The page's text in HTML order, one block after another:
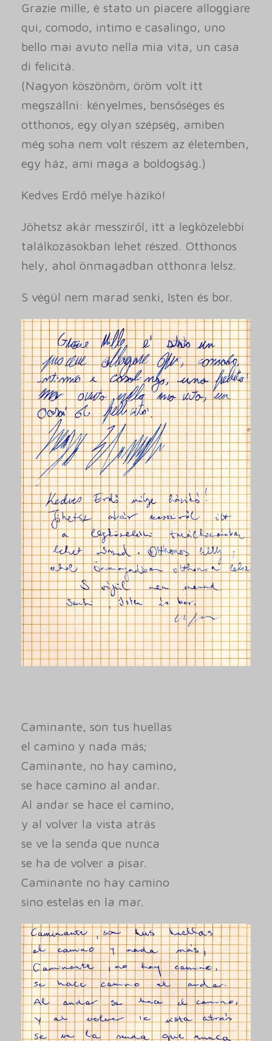
Grazie mille, è stato un piacere alloggiare
qui, comodo, intimo e casalingo, uno
bello mai avuto nella mia vita, un casa
di felicità.
(Nagyon köszönöm, öröm volt itt
megszállni: kényelmes, bensőséges és
otthonos, egy olyan szépség, amiben
még soha nem volt részem az életemben,
egy ház, ami maga a boldogság.)
Kedves Erdő mélye házikó!
Jöhetsz akár messziről, itt a legközelebbi
találkozásokban lehet részed. Otthonos
hely, ahol önmagadban otthonra lelsz.
S végül nem marad senki, Isten és bor.
Caminante, son tus huellas
el camino y nada más;
Caminante, no hay camino,
se hace camino al andar.
Al andar se hace el camino,
y al volver la vista atrás
se ve la senda que nunca
se ha de volver a pisar.
Caminante no hay camino
sino estelas en la mar.